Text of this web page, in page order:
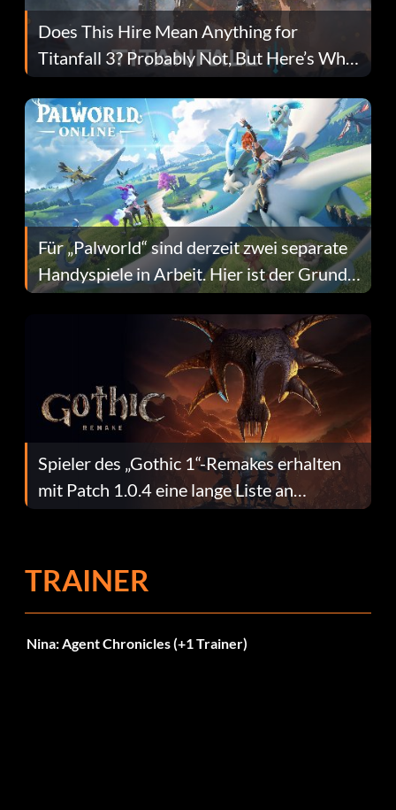
Does This Hire Mean Anything for
Titanfall 3? Probably Not, But Here’s Why
Fans Are Hopeful
Für „Palworld“ sind derzeit zwei separate
Handyspiele in Arbeit. Hier ist der Grund
dafür.
Spieler des „Gothic 1“-Remakes erhalten
mit Patch 1.0.4 eine lange Liste an
Fehlerbehebungen
TRAINER
Nina: Agent Chronicles (+1 Trainer)